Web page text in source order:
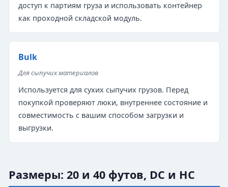
доступ к партиям груза и использовать контейнер
как проходной складской модуль.
Bulk
Для сыпучих материалов
Используется для сухих сыпучих грузов. Перед
покупкой проверяют люки, внутреннее состояние и
совместимость с вашим способом загрузки и
выгрузки.
Размеры: 20 и 40 футов, DC и HC